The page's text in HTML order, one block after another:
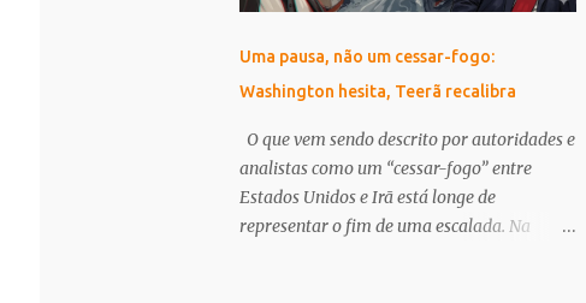
como um reforço para Milei em sua busca
aborde diretamente as preocupações
levantadas por diversos setores da
sociedade argentina. As políticas de Milei,
que incluem cortes drásticos em gastos
públicos e subsídios, têm gerado forte
resistência. Greves e Protestos Marcando o
Uma pausa, não um cessar-fogo:
Washington hesita, Teerã recalibra
O que vem sendo descrito por autoridades e
analistas como um “cessar-fogo” entre
Estados Unidos e Irã está longe de
representar o fim de uma escalada. Na